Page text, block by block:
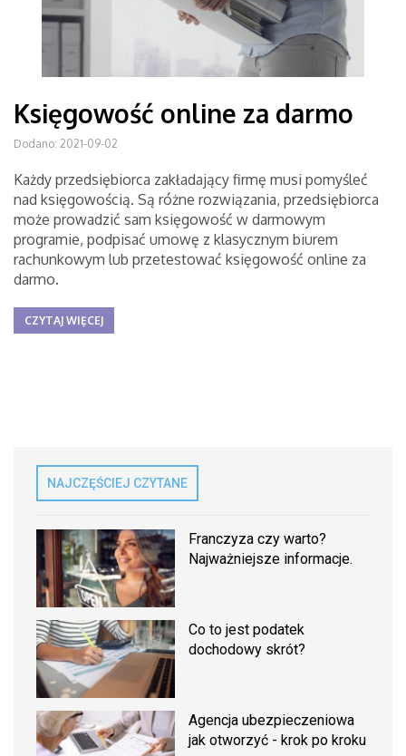
Księgowość online za darmo
Dodano: 2021-09-02
Każdy przedsiębiorca zakładający firmę musi pomyśleć
nad księgowością. Są różne rozwiązania, przedsiębiorca
może prowadzić sam księgowość w darmowym
programie, podpisać umowę z klasycznym biurem
rachunkowym lub przetestować księgowość online za
darmo.
CZYTAJ WIĘCEJ
NAJCZĘŚCIEJ CZYTANE
Franczyza czy warto?
Najważniejsze informacje.
Co to jest podatek
dochodowy skrót?
Agencja ubezpieczeniowa
jak otworzyć - krok po kroku